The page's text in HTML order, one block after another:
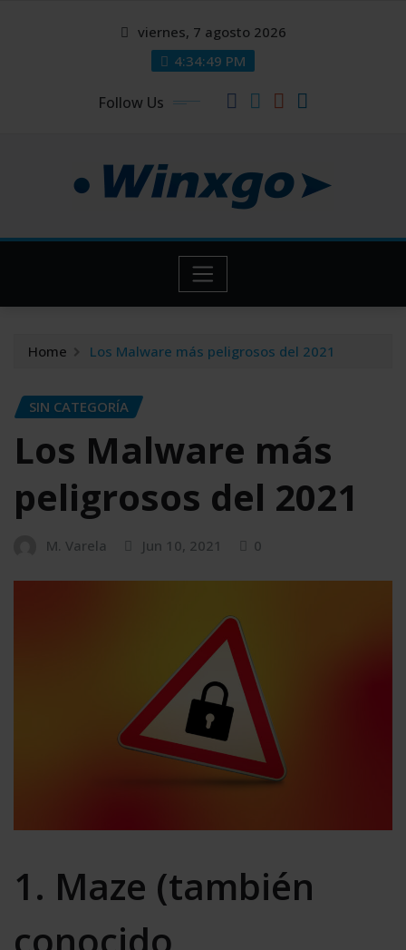
viernes, 7 agosto 2026
4:34:49 PM
Follow Us
Home Los Malware más peligrosos del 2021
SIN CATEGORÍA
Los Malware más
peligrosos del 2021
M. Varela Jun 10, 2021 0
1. Maze (también